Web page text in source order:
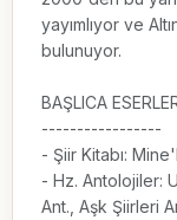
yayımlıyor ve
bulunuyor.
BAŞLICA
-----------------
- Şiir Kitabı:
- Hz. Antolojiler:
Ant., Aşk Şiirleri